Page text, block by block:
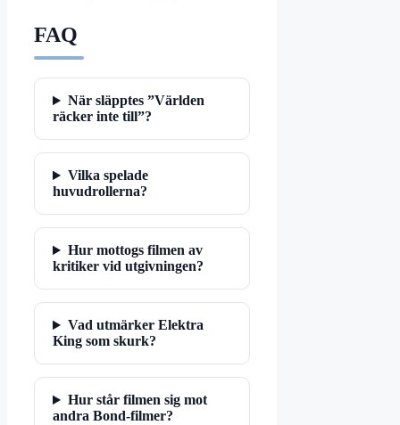
FAQ
När släpptes ”Världen
räcker inte till”?
Vilka spelade
huvudrollerna?
Hur mottogs filmen av
kritiker vid utgivningen?
Vad utmärker Elektra
King som skurk?
Hur står filmen sig mot
andra Bond-filmer?